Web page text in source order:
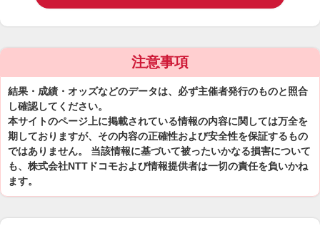
注意事項
結果・成績・オッズなどのデータは、必ず主催者発行のものと照合
し確認してください。
本サイトのページ上に掲載されている情報の内容に関しては万全を
期しておりますが、その内容の正確性および安全性を保証するもの
ではありません。 当該情報に基づいて被ったいかなる損害について
も、株式会社NTTドコモおよび情報提供者は一切の責任を負いかね
ます。